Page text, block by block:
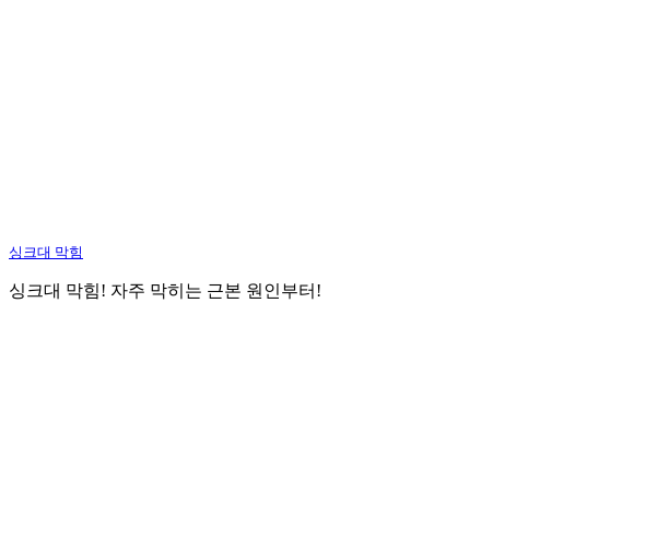
싱크대 막힘
싱크대 막힘! 자주 막히는 근본 원인부터!